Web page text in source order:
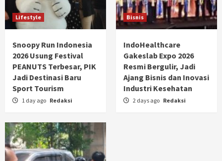
Lifestyle
Snoopy Run Indonesia
2026 Usung Festival
PEANUTS Terbesar, PIK
Jadi Destinasi Baru
Sport Tourism
1 day ago Redaksi
Bisnis
IndoHealthcare
Gakeslab Expo 2026
Resmi Bergulir, Jadi
Ajang Bisnis dan Inovasi
Industri Kesehatan
2 days ago Redaksi